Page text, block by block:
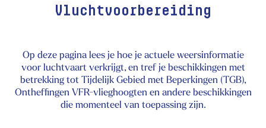
Vluchtvoorbereiding
Op deze pagina lees je hoe je actuele weersinformatie
voor luchtvaart verkrijgt, en tref je beschikkingen met
betrekking tot Tijdelijk Gebied met Beperkingen (TGB),
Ontheffingen VFR-vlieghoogten en andere beschikkingen
die momenteel van toepassing zijn.